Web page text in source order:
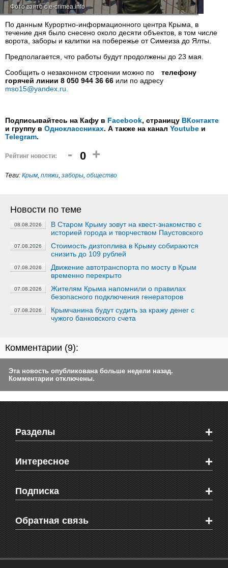
Фото взято с e-crimea.info
По данным Курортно-информационного центра Крыма, в
течение дня было снесено около десяти объектов, в том числе
ворота, заборы и калитки на побережье от Симеиза до Ялты.
Предполагается, что работы будут продолжены до 23 мая.
Сообщить о незаконном строении можно по
телефону
горячей линии 8 050 944 36 66 или по адресу
mso15@yandex.ru
Подписывайтесь на Кафу в Facebook, страницу ВКонтакте
и группу в Одноклассниках. А также на канал Youtube и
Telegram.
Рейтинг новости: - 0 +
Теги: Крым, пляжи, заборы, общество
Новости по теме
08.08.2026
В Старом Крыму зовут на квест-знакомство с
историей города и творчеством Паустовского
07.08.2026
Стоимость дизтоплива в Крыму собираются
снизить до 109 рублей
07.08.2026
Движение автотранспорта по мосту в Крым
временно перекрыто
07.08.2026
Жителям Крыма напомнили о правилах
безопасного подключения генераторов
07.08.2026
Крымчанина будут судить за кражу денег с
чужого банковского счета
Комментарии (9):
Эта новость опубликована больше недели назад.
Комментарии отключены.
Разделы +
Новости Феодосии
Новости Крыма
Мировые новости
Объявления
Здоровье
СМС мнения читателей
Интересное +
Видео о Феодосии
Веб-камеры Феодосии
Блоги феодосийцев
Школы Феодосии
Подписка +
Печатная версия газеты "Кафа"
RSS
Обратная связь +
Рекламодателям
Контактная информация